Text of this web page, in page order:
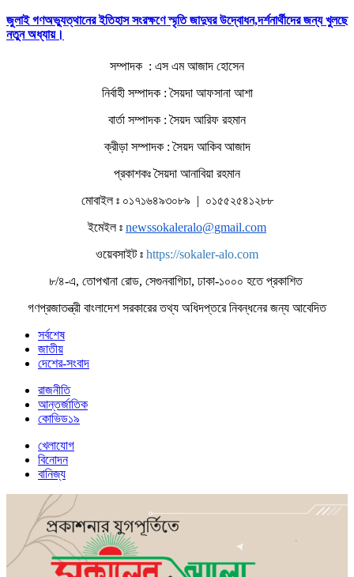
জুলাই গণঅভ্যুত্থানের ইতিহাস সংরক্ষণে স্মৃতি জাদুঘর উদ্বোধন,দর্শনার্থীদের জন্য খুলছে
নতুন অধ্যায়।
সম্পাদক : এস এম আজাদ হোসেন
নির্বাহী সম্পাদক : সৈয়দা আফসানা আশা
বার্তা সম্পাদক : সৈয়দ আরিফ রহমান
ক্রীড়া সম্পাদক : সৈয়দ আকিব আজাদ
প্রকাশকঃ সৈয়দা আনাবিয়া রহমান
মোবাইল ঃ ০১৭১৬৪৯৩০৮৯ | ০১৫৫২৫৪১২৮৮
ইমেইল ঃ newssokaleralo@gmail.com
ওয়েবসাইট ঃ https://sokaler-alo.com
৮/৪-এ, তোপখানা রোড, সেগুনবাগিচা, ঢাকা-১০০০ হতে প্রকাশিত
গণপ্রজাতন্ত্রী বাংলাদেশ সরকারের তথ্য অধিদপ্তরে নিবন্ধনের জন্য আবেদিত
সর্বশেষ
জাতীয়
দেশের-সংবাদ
রাজনীতি
আন্তর্জাতিক
কোভিড১৯
খেলাযোগ
বিনোদন
বানিজ্য